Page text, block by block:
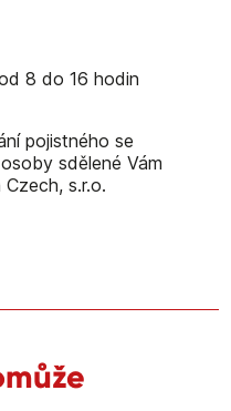
8 do 16 hodin
pojistného se
sdělené Vám
s.r.o.